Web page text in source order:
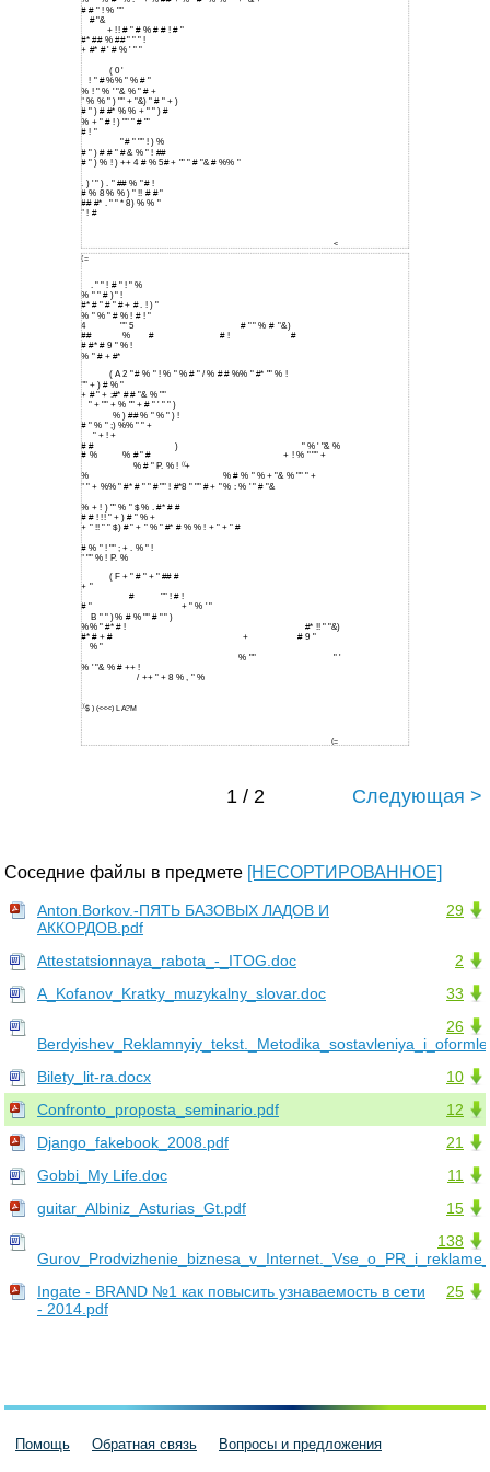
# # " ! % ""
# "&
+ !! # " # % # # ! # "
#* ## % ## " " " !
+ #* # ' # % ' " "
( 0 '
! " # %% " % # "
% ! " % ' "& % " # +
" % % " ) "" + "&) " # " + )
# " ) # #* % % + " " ) #
% + " # ! ) "" " # ""
# ! "
" # " "" ! ) %
# " ) # # " # & % " ! ##
# " ) % ! ) ++ 4 # % 5# + "" " # "& # %% "
. ) ' " ) . " ## % " # !
# % 8 % % ) " !! # # "
## #* . " " * 8) % % "
" ! #
<
(=
. " " ! # " ! " %
% " " # ) " !
#* # " # " # + # . ! ) "
% " % " # % ! # ! "
4
"" 5 # " " % # "&)
##
% # # !
#
# #* # 9 " % !
% " # + #*
( A 2 " # % " ! % " % # " / % # # %% " #* "" % !
"" + ) # % "
+ # " + :#* # # "& % ""
" + "" + % "" + # " ' " " )
% ) ## % " % " ) !
# " % " ;) %% " " +
" + ! +
# #
)
" % ' "& %
# % % # " #
+ ! % " "" +
% # " P. % ! ((+
%
% # % " % + "& % "" " +
" " + %% " #* # " " # "" ! #*8 " "" # + " % : % ' " # "&
% + ! ) "" % " $ % . #* # #
# # ! !! " + ) # " % +
+ " !! " " $) # " + " % " #* # % % ! + " + " #
# % " ! "" ; + . % " !
" "" % ! P. %
( F + " # " + " ## #
+ "
#
"" ! # !
# "
+ " % ' "
B " " ) % # % "" # " " )
%% " #* # !
#* !! " "&)
#* # + #
+
# 9 "
% "
% ""
" '
% ' "& % # ++ !
/ ++ " + 8 % , " %
(($ ) (<<<) L A?M
(=
1 / 2 Следующая >
Соседние файлы в предмете [НЕСОРТИРОВАННОЕ]
29
Anton.Borkov.-ПЯТЬ БАЗОВЫХ ЛАДОВ И
АККОРДОВ.pdf
2
Attestatsionnaya_rabota_-_ITOG.doc
33
A_Kofanov_Kratky_muzykalny_slovar.doc
26
10
Bilety_lit-ra.docx
12
Confronto_proposta_seminario.pdf
21
Django_fakebook_2008.pdf
11
Gobbi_My Life.doc
15
guitar_Albiniz_Asturias_Gt.pdf
138
25
Ingate - BRAND №1 как повысить узнаваемость в сети
- 2014.pdf
Помощь Обратная связь Вопросы и предложения